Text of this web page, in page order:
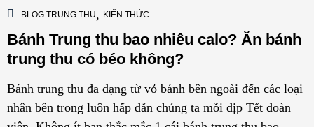
BLOG TRUNG THU, KIẾN THỨC
Bánh Trung thu bao nhiêu calo? Ăn bánh
trung thu có béo không?
Bánh trung thu đa dạng từ vỏ bánh bên ngoài đến các loại
nhân bên trong luôn hấp dẫn chúng ta mỗi dịp Tết đoàn